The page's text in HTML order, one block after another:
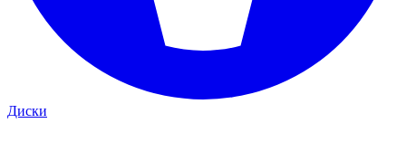
Диски